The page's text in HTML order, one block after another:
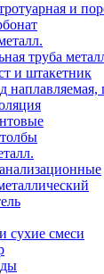
и
труба
и штакетник
наплавляемая,
сухие смеси